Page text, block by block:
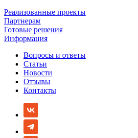
Реализованные проекты
Партнерам
Готовые решения
Информация
Вопросы и ответы
Статьи
Новости
Отзывы
Контакты